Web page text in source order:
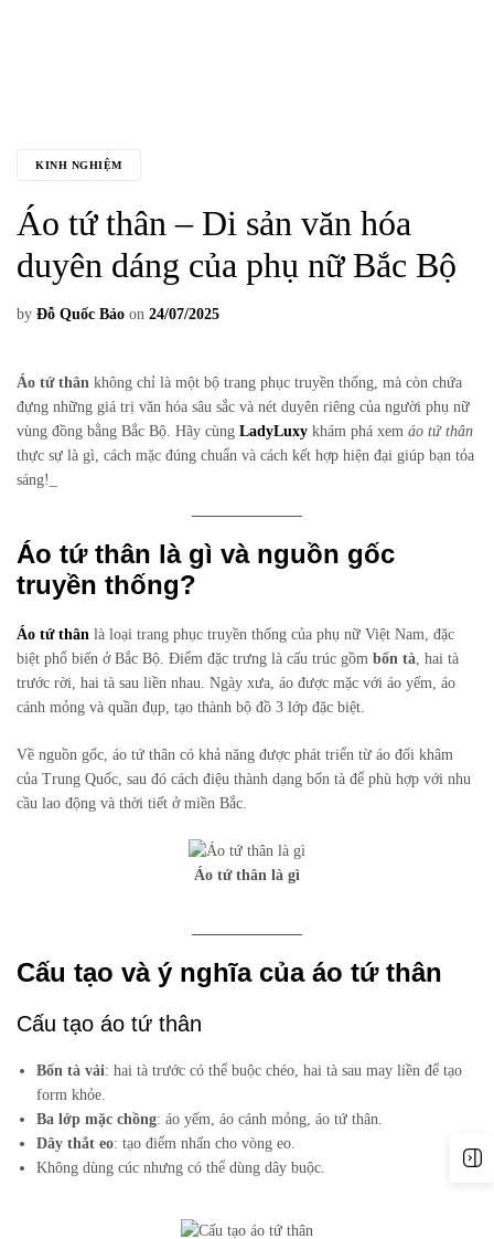
KINH NGHIỆM
Áo tứ thân – Di sản văn hóa
duyên dáng của phụ nữ Bắc Bộ
by Đỗ Quốc Bảo on 24/07/2025
Áo tứ thân không chỉ là một bộ trang phục truyền thống, mà còn chứa
đựng những giá trị văn hóa sâu sắc và nét duyên riêng của người phụ nữ
vùng đồng bằng Bắc Bộ. Hãy cùng LadyLuxy khám phá xem áo tứ thân
thực sự là gì, cách mặc đúng chuẩn và cách kết hợp hiện đại giúp bạn tỏa
sáng!
Áo tứ thân là gì và nguồn gốc
truyền thống?
Áo tứ thân là loại trang phục truyền thống của phụ nữ Việt Nam, đặc
biệt phổ biến ở Bắc Bộ. Điểm đặc trưng là cấu trúc gồm bốn tà , hai tà
trước rời, hai tà sau liền nhau. Ngày xưa, áo được mặc với áo yếm, áo
cánh mỏng và quần đụp, tạo thành bộ đồ 3 lớp đặc biệt.
Về nguồn gốc, áo tứ thân có khả năng được phát triển từ áo đối khâm
của Trung Quốc, sau đó cách điệu thành dạng bốn tà để phù hợp với nhu
cầu lao động và thời tiết ở miền Bắc.
Áo tứ thân là gì
Cấu tạo và ý nghĩa của áo tứ thân
Cấu tạo áo tứ thân
Bốn tà vải: hai tà trước có thể buộc chéo, hai tà sau may liền để tạo
form khỏe.
Ba lớp mặc chồng: áo yếm, áo cánh mỏng, áo tứ thân.
Dây thắt eo: tạo điểm nhấn cho vòng eo.
Không dùng cúc nhưng có thể dùng dây buộc.